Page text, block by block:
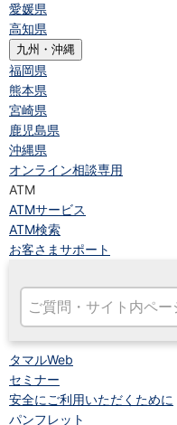
愛媛県
高知県
九州・沖縄
福岡県
熊本県
宮崎県
鹿児島県
沖縄県
オンライン相談専用
ATM
ATMサービス
ATM検索
お客さまサポート
タマルWeb
セミナー
安全にご利用いただくために
パンフレット